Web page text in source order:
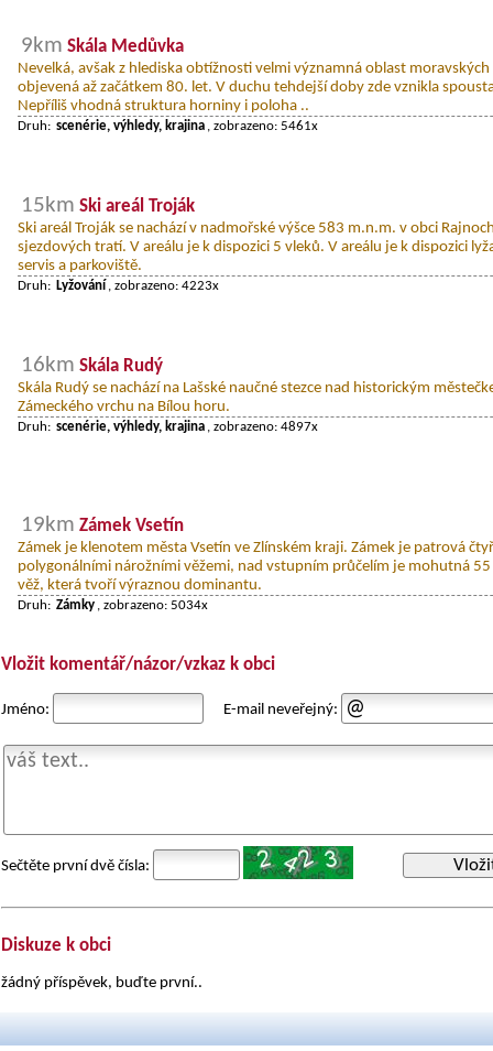
9km Skála Medůvka
Nevelká, avšak z hlediska obtížnosti velmi významná oblast moravských
objevená až začátkem 80. let. V duchu tehdejší doby zde vznikla
Nepříliš vhodná struktura horniny i poloha ..
Druh: scenérie, výhledy, krajina , zobrazeno: 5461x
15km Ski areál Troják
Ski areál Troják se nachází v nadmořské výšce 583 m.n.m. v obci
sjezdových tratí. V areálu je k dispozici 5 vleků. V areálu je k dispozici
servis a parkoviště.
Druh: Lyžování , zobrazeno: 4223x
16km Skála Rudý
Skála Rudý se nachází na Lašské naučné stezce nad historickým
Zámeckého vrchu na Bílou horu.
Druh: scenérie, výhledy, krajina , zobrazeno: 4897x
19km Zámek Vsetín
Zámek je klenotem města Vsetín ve Zlínském kraji. Zámek je patrová
polygonálními nárožními věžemi, nad vstupním průčelím je mohutná
věž, která tvoří výraznou dominantu.
Druh: Zámky , zobrazeno: 5034x
Vložit komentář/názor/vzkaz k obci
Jméno: E-mail neveřejný:
Sečtěte první dvě čísla:
Diskuze k obci
žádný příspěvek, buďte první..